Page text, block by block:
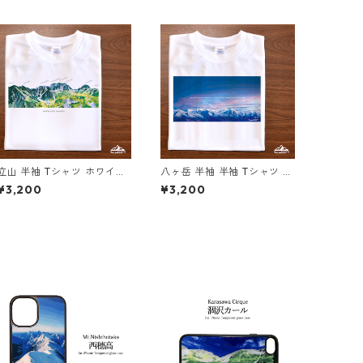
山 半袖 Tシャツ ホワイト
ライ 吸水速乾 山 登山 ア
トドア 山Tシャツ 山のイ
八ヶ岳 半袖 半袖 Tシャツ ド
ライ 吸水速乾 山 登山 アウ
トドア 山Tシャツ 山のイラ
¥3,200